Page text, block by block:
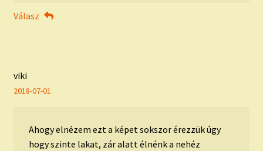
Válasz
viki
2018-07-01
Ahogy elnézem ezt a képet sokszor érezzük úgy
hogy szinte lakat, zár alatt élnénk a nehéz